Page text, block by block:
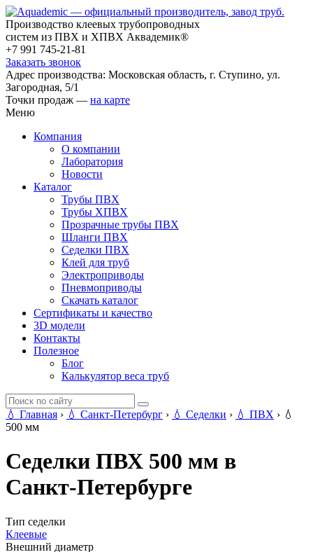
Производство клеевых трубопроводных
систем из ПВХ и ХПВХ Аквадемик®
+7 991 745-21-81
Заказать звонок
Адрес производства: Московская область, г. Ступино, ул.
Загородная, 5/1
Точки продаж — на карте
Меню
Компания
О компании
Лаборатория
Новости
Каталог
Трубы ПВХ
Трубы ХПВХ
Прозрачные трубы ПВХ
Шланги ПВХ
Седелки ПВХ
Клей для труб
Электроприводы
Пневмоприводы
Скачать каталог
Сертификаты и качество
3D модели
Контакты
Полезное
Блог
Калькулятор веса труб
💧 Главная › 💧 Санкт-Петербург › 💧 Седелки › 💧 ПВХ › 💧
500 мм
Седелки ПВХ 500 мм в
Санкт-Петербурге
Тип седелки
Клеевые
Внешний диаметр